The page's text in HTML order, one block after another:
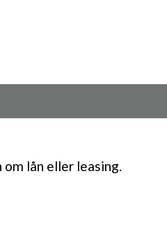
lån eller leasing.